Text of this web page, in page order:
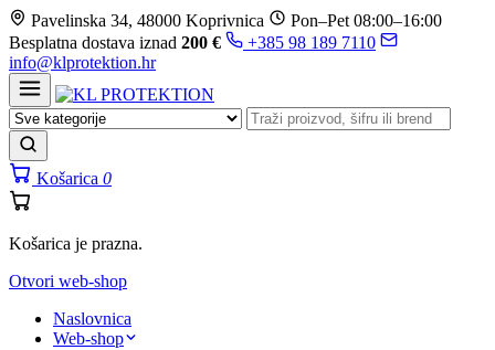
Prijeđi
na
sadržaj
Pavelinska 34, 48000 Koprivnica
Pon–Pet 08:00–16:00
Besplatna dostava iznad 200 €
+385 98 189 7110
info@klprotektion.hr
Košarica 0
Košarica je prazna.
Otvori web-shop
Naslovnica
Web-shop